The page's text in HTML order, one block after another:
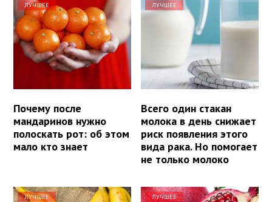
ЛУЧШЕЕ
Почему после
мандаринов нужно
полоскать рот: об этом
мало кто знает
ЛУЧШЕЕ
Всего один стакан
молока в день снижает
риск появления этого
вида рака. Но помогает
не только молоко
ЛУЧШЕЕ ЛУЧШЕЕ